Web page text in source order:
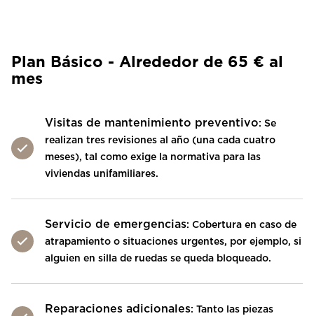
Plan Básico - Alrededor de 65 € al
mes
Visitas de mantenimiento preventivo: Se
realizan tres revisiones al año (una cada cuatro
meses), tal como exige la normativa para las
viviendas unifamiliares.
Servicio de emergencias: Cobertura en caso de
atrapamiento o situaciones urgentes, por ejemplo, si
alguien en silla de ruedas se queda bloqueado.
Reparaciones adicionales: Tanto las piezas